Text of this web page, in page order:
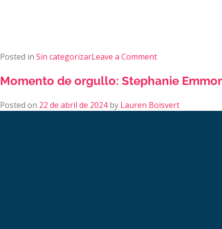
Posted in Sin categorizarLeave a Comment
Momento de orgullo: Stephanie
Posted on 22 de abril de 2024by Lauren Boisvert